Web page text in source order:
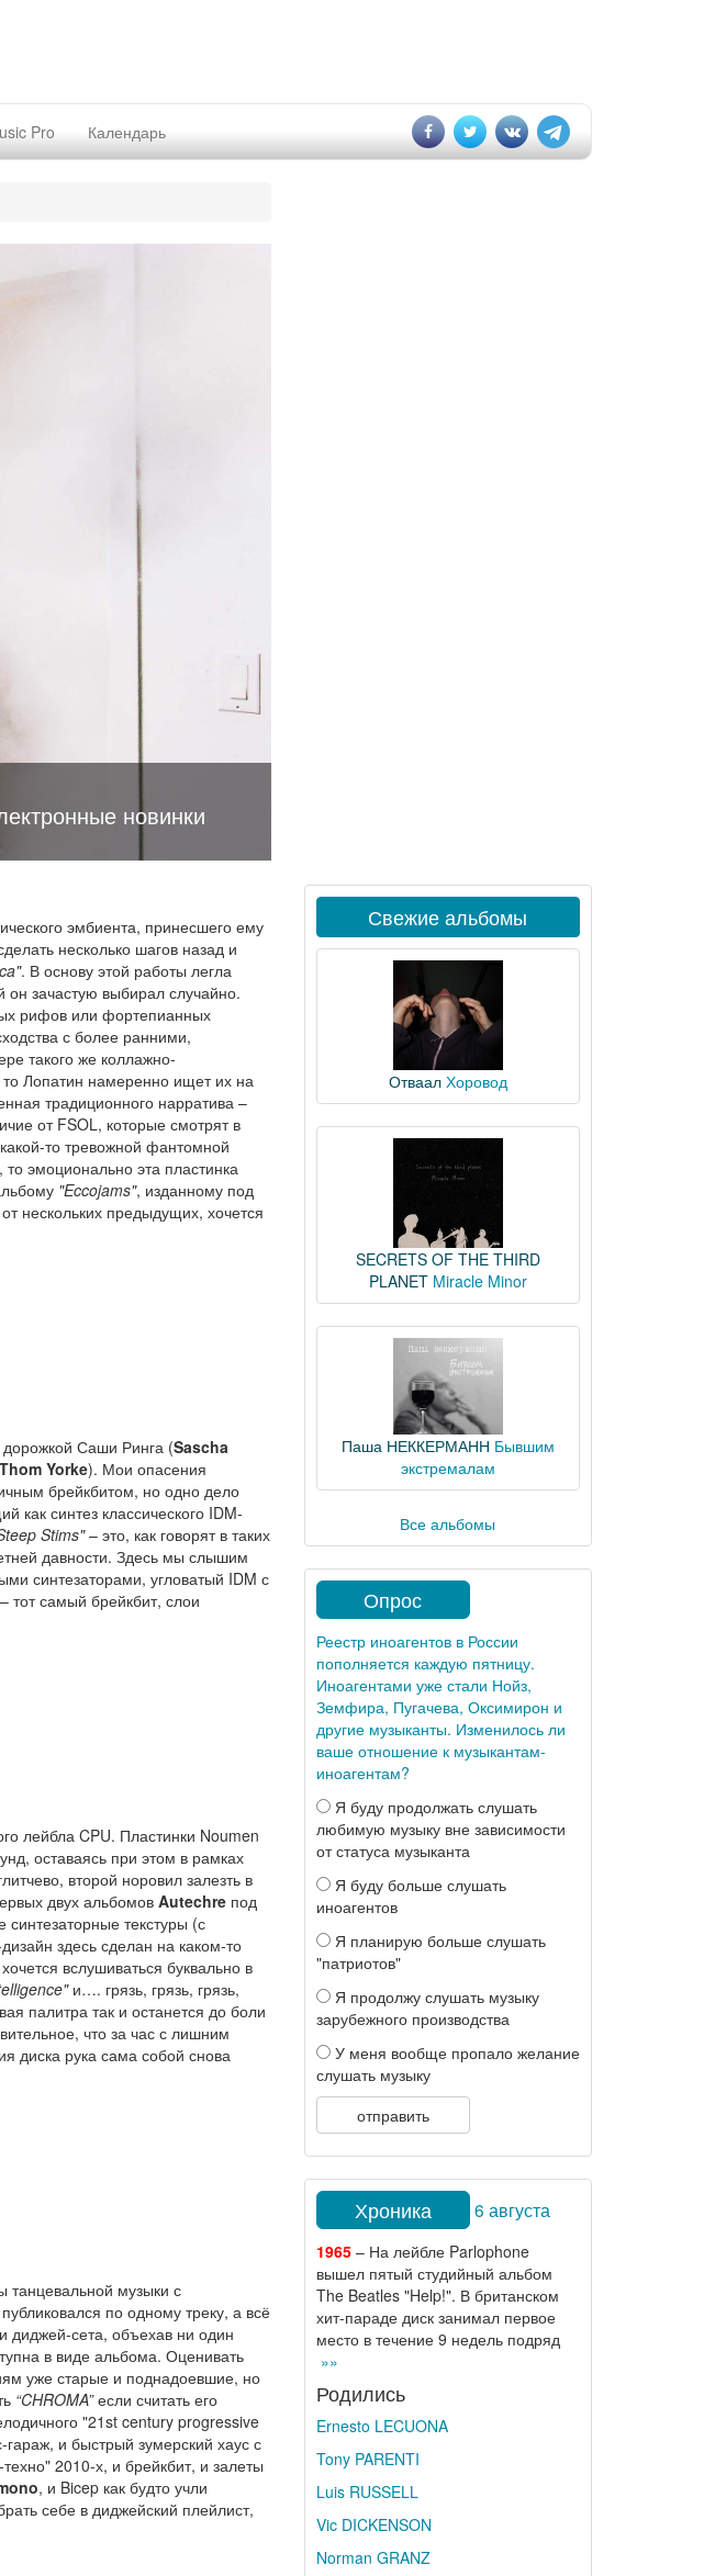
Pro Календарь
новинки
эмбиента, принесшего ему
несколько шагов назад и
. В основу этой работы легла
он зачастую выбирал случайно.
рифов или фортепианных
с более ранними,
такого же коллажно-
Лопатин намеренно ищет их на
традиционного нарратива –
от FSOL, которые смотрят в
то тревожной фантомной
эмоционально эта пластинка
"Eccojams", изданному под
нескольких предыдущих, хочется
дорожкой Саши Ринга (Sascha
Thom Yorke). Мои опасения
брейкбитом, но одно дело
как синтез классического IDM-
Stims"– это, как говорят в таких
давности. Здесь мы слышим
синтезаторами, угловатый IDM с
тот самый брейкбит, слои
лейбла CPU. Пластинки Noumen
оставаясь при этом в рамках
второй норовил залезть в
двух альбомов Autechre под
текстуры (с
здесь сделан на каком-то
вслушиваться буквально в
и…. грязь, грязь, грязь,
палитра так и останется до боли
что за час с лишним
диска рука сама собой снова
танцевальной музыки с
по одному треку, а всё
диджей-сета, объехав ни один
в виде альбома. Оценивать
уже старые и поднадоевшие, но
“CHROMA”если считать его
"21st century progressive
и быстрый зумерский хаус с
2010-х, и брейкбит, и залеты
, и Bicep как будто учли
себе в диджейский плейлист,
Свежие альбомы
Отваал Хоровод
SECRETS OF THE THIRD
PLANET Miracle Minor
Паша НЕККЕРМАНН Бывшим
экстремалам
Все альбомы
Опрос
Реестр иноагентов в России
пополняется каждую пятницу.
Иноагентами уже стали Нойз,
Земфира, Пугачева, Оксимирон и
другие музыканты. Изменилось ли
ваше отношение к музыкантам-
иноагентам?
Я буду продолжать слушать
любимую музыку вне зависимости
от статуса музыканта
Я буду больше слушать
иноагентов
Я планирую больше слушать
"патриотов"
Я продолжу слушать музыку
зарубежного производства
У меня вообще пропало желание
слушать музыку
отправить
Хроника 6 августа
1965– На лейбле Parlophone
вышел пятый студийный альбом
The Beatles "Help!". В британском
хит-параде диск занимал первое
место в течение 9 недель подряд
»»
Родились
Ernesto LECUONA
Tony PARENTI
Luis RUSSELL
Vic DICKENSON
Norman GRANZ